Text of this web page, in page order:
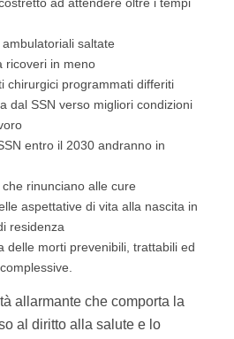
ad attendere oltre i tempi
saltate
ricoveri in meno
chirurgici programmati differiti
dal SSN verso migliori condizioni
entro il 2030 andranno in
rinunciano alle cure
aspettative di vita alla nascita in
residenza
delle morti prevenibili, trattabili ed
allarmante che comporta la
al diritto alla salute e lo